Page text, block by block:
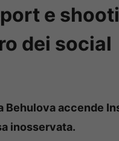
e
dei social
accende
inosservata.